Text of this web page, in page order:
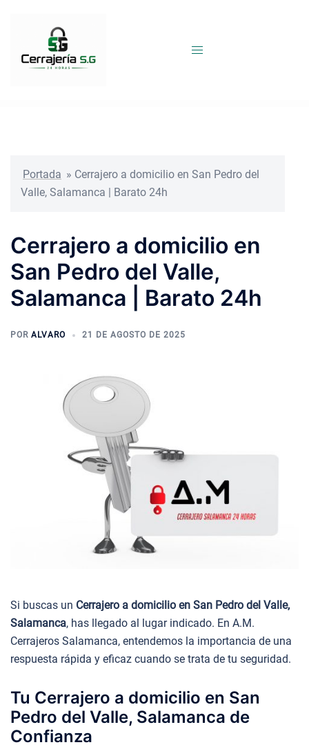
Portada » Cerrajero a domicilio en San Pedro del
Valle, Salamanca | Barato 24h
Cerrajero a domicilio en
San Pedro del Valle,
Salamanca | Barato 24h
POR ALVARO 21 DE AGOSTO DE 2025
Si buscas un Cerrajero a domicilio en San Pedro del Valle,
Salamanca, has llegado al lugar indicado. En A.M.
Cerrajeros Salamanca, entendemos la importancia de una
respuesta rápida y eficaz cuando se trata de tu seguridad.
Tu Cerrajero a domicilio en San
Pedro del Valle, Salamanca de
Confianza